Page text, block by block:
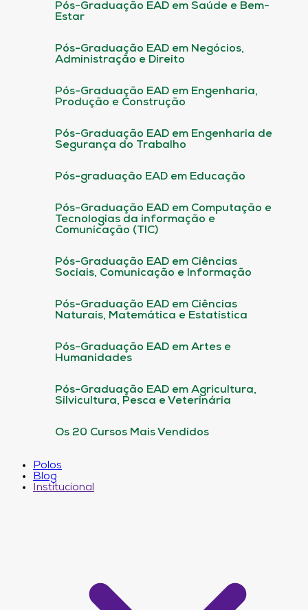
Pós-Graduação EAD em Saúde e Bem-
Estar
Pós-Graduação EAD em Negócios,
Administração e Direito
Pós-Graduação EAD em Engenharia,
Produção e Construção
Pós-Graduação EAD em Engenharia de
Segurança do Trabalho
Pós-graduação EAD em Educação
Pós-Graduação EAD em Computação e
Tecnologias da informação e
Comunicação (TIC)
Pós-Graduação EAD em Ciências
Sociais, Comunicação e Informação
Pós-Graduação EAD em Ciências
Naturais, Matemática e Estatística
Pós-Graduação EAD em Artes e
Humanidades
Pós-Graduação EAD em Agricultura,
Silvicultura, Pesca e Veterinária
Os 20 Cursos Mais Vendidos
Polos
Blog
Institucional